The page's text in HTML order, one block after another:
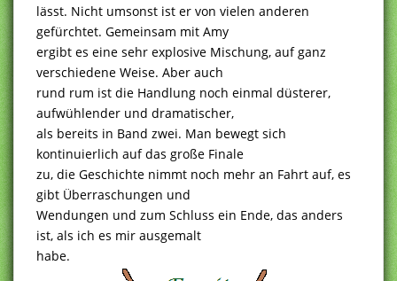
lässt. Nicht umsonst ist er von vielen anderen
gefürchtet. Gemeinsam mit Amy
ergibt es eine sehr explosive Mischung, auf ganz
verschiedene Weise. Aber auch
rund rum ist die Handlung noch einmal düsterer,
aufwühlender und dramatischer,
als bereits in Band zwei. Man bewegt sich
kontinuierlich auf das große Finale
zu, die Geschichte nimmt noch mehr an Fahrt auf, es
gibt Überraschungen und
Wendungen und zum Schluss ein Ende, das anders
ist, als ich es mir ausgemalt
habe.